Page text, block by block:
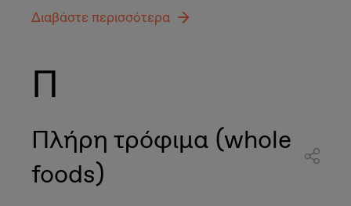
Διαβάστε περισσότερα
Π
Πλήρη τρόφιμα (whole
foods)